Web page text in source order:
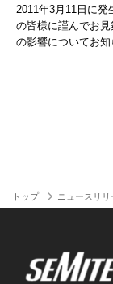
2011年3月11日に
の皆様に謹んでお
の影響についてお知
トップ ニュースリリ